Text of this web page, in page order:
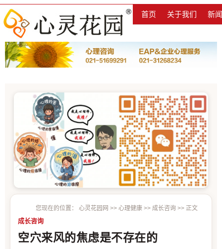
首页 关于我们 新
您现在的位置： 心灵花园网 >> 心理健康 >> 成长咨询 >> 正文
成长咨询
空穴来风的焦虑是不存在的